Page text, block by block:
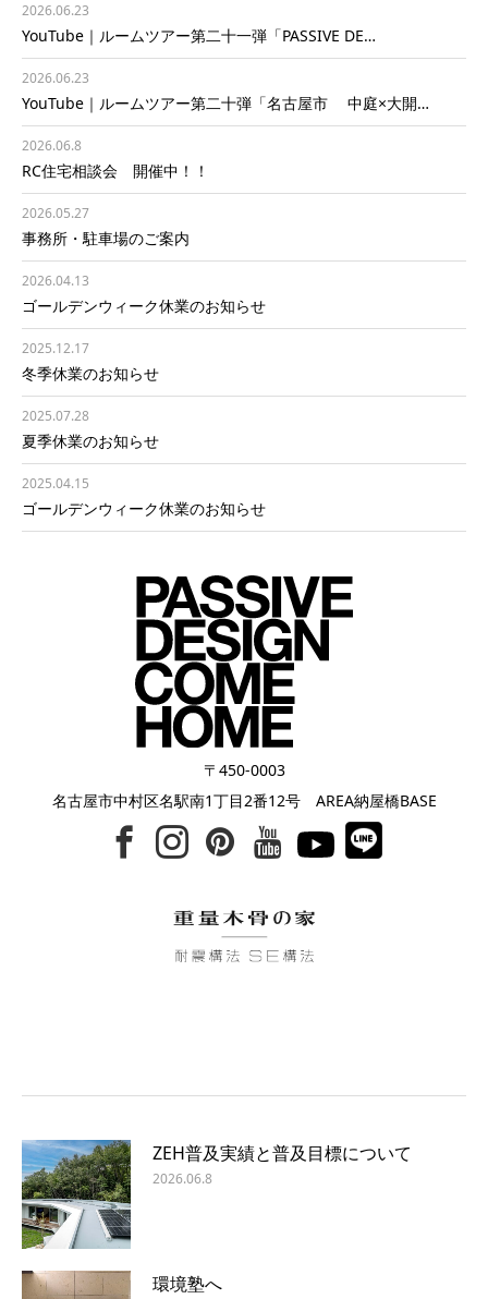
2026.06.23
YouTube｜ルームツアー第二十一弾「PASSIVE DE…
2026.06.23
YouTube｜ルームツアー第二十弾「名古屋市 中庭×大開…
2026.06.8
RC住宅相談会 開催中！！
2026.05.27
事務所・駐車場のご案内
2026.04.13
ゴールデンウィーク休業のお知らせ
2025.12.17
冬季休業のお知らせ
2025.07.28
夏季休業のお知らせ
2025.04.15
ゴールデンウィーク休業のお知らせ
〒450-0003
名古屋市中村区名駅南1丁目2番12号 AREA納屋橋BASE
ZEH普及実績と普及目標について
2026.06.8
環境塾へ